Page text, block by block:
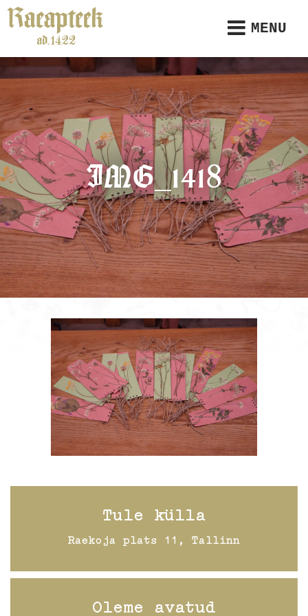
MENU
IMG_1418
Tule külla
Raekoja plats 11, Tallinn
Oleme avatud